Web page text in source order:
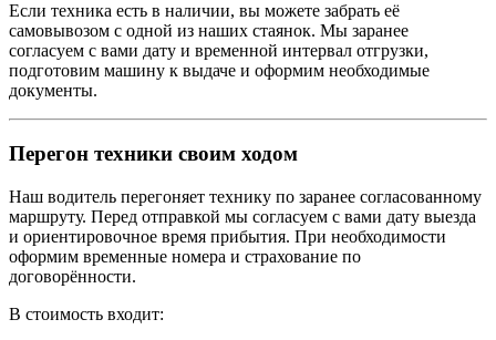
Если техника есть в наличии, вы можете забрать её
самовывозом с одной из наших стаянок. Мы заранее
согласуем с вами дату и временной интервал отгрузки,
подготовим машину к выдаче и оформим необходимые
документы.
Перегон техники своим ходом
Наш водитель перегоняет технику по заранее согласованному
маршруту. Перед отправкой мы согласуем с вами дату выезда
и ориентировочное время прибытия. При необходимости
оформим временные номера и страхование по
договорённости.
В стоимость входит: